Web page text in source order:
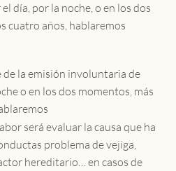
día, por la noche, o en los dos
cuatro años, hablaremos
de la emisión involuntaria de
o en los dos momentos, más
será evaluar la causa que ha
problema de vejiga,
hereditario… en casos de